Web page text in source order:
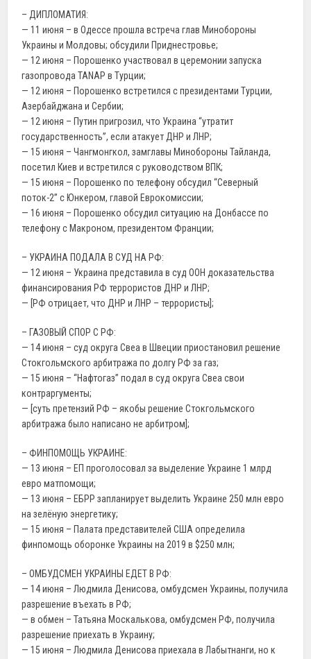
– ДИПЛОМАТИЯ:
— 11 июня – в Одессе прошла встреча глав Минобороны
Украины и Молдовы; обсудили Приднестровье;
— 12 июня – Порошенко участвовал в церемонии запуска
газопровода TANAP в Турции;
— 12 июня – Порошенко встретился с президентами Турции,
Азербайджана и Сербии;
— 12 июня – Путин пригрозил, что Украина “утратит
государственность”, если атакует ДНР и ЛНР;
— 15 июня – Чангмонгкол, замглавы Минобороны Тайланда,
посетил Киев и встретился с руководством ВПК;
— 15 июня – Порошенко по телефону обсудил “Северный
поток-2” с Юнкером, главой Еврокомиссии;
— 16 июня – Порошенко обсудил ситуацию на Донбассе по
телефону с Макроном, президентом Франции;
– УКРАИНА ПОДАЛА В СУД НА РФ:
— 12 июня – Украина представила в суд ООН доказательства
финансирования РФ террористов ДНР и ЛНР;
— [РФ отрицает, что ДНР и ЛНР – террористы];
– ГАЗОВЫЙ СПОР С РФ:
— 14 июня – суд округа Свеа в Швеции приостановил решение
Стокгольмского арбитража по долгу РФ за газ;
— 15 июня – “Нафтогаз” подал в суд округа Свеа свои
контраргументы;
— [суть претензий РФ – якобы решение Стокгольмского
арбитража было написано не арбитром];
– ФИНПОМОЩЬ УКРАИНЕ:
— 13 июня – ЕП проголосовал за выделение Украине 1 млрд
евро матпомощи;
— 13 июня – ЕБРР запланирует выделить Украине 250 млн евро
на зелёную энергетику;
— 15 июня – Палата представителей США определила
финпомощь оборонке Украины на 2019 в $250 млн;
– ОМБУДСМЕН УКРАИНЫ ЕДЕТ В РФ:
— 14 июня – Людмила Денисова, омбудсмен Украины, получила
разрешение въехать в РФ;
— в обмен – Татьяна Москалькова, омбудсмен РФ, получила
разрешение приехать в Украину;
— 15 июня – Людмила Денисова приехала в Лабытнанги, но к